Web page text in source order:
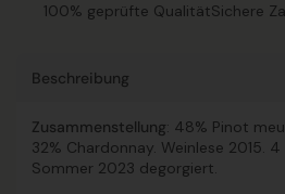
100% geprüfte QualitätSichere
Beschreibung
Zusammenstellung: 48% Pinot
32% Chardonnay. Weinlese 2015.
Sommer 2023 degorgiert.